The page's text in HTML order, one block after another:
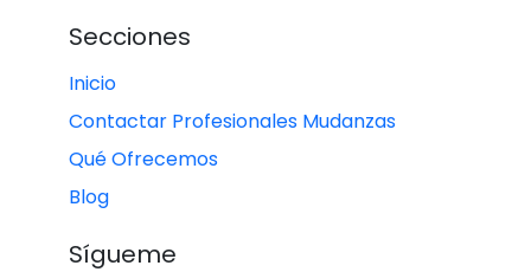
Secciones
Inicio
Contactar Profesionales Mudanzas
Qué Ofrecemos
Blog
Sígueme